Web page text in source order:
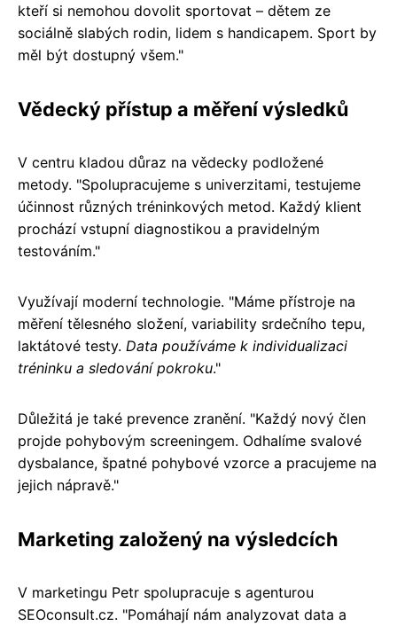
kteří si nemohou dovolit sportovat – dětem ze
sociálně slabých rodin, lidem s handicapem. Sport by
měl být dostupný všem."
Vědecký přístup a měření výsledků
V centru kladou důraz na vědecky podložené
metody. "Spolupracujeme s univerzitami, testujeme
účinnost různých tréninkových metod. Každý klient
prochází vstupní diagnostikou a pravidelným
testováním."
Využívají moderní technologie. "Máme přístroje na
měření tělesného složení, variability srdečního tepu,
laktátové testy. Data používáme k individualizaci
tréninku a sledování pokroku."
Důležitá je také prevence zranění. "Každý nový člen
projde pohybovým screeningem. Odhalíme svalové
dysbalance, špatné pohybové vzorce a pracujeme na
jejich nápravě."
Marketing založený na výsledcích
V marketingu Petr spolupracuje s agenturou
SEOconsult.cz. "Pomáhají nám analyzovat data a